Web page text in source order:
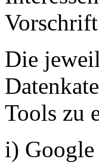
Die
Tools zu
i)